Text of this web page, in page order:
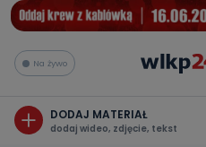
Na żywo
DODAJ MATERIAŁ
dodaj wideo, zdjęcie, tekst